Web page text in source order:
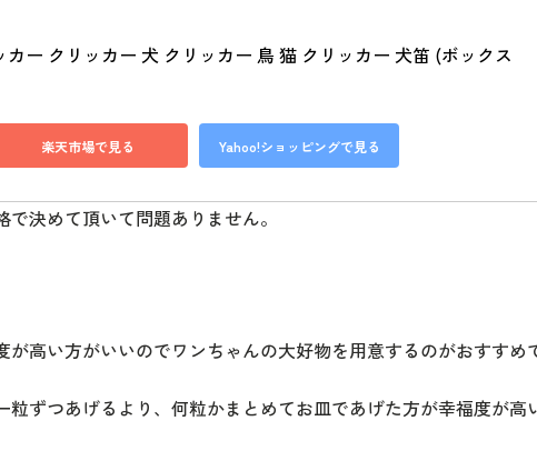
ー クリッカー 犬 クリッカー 鳥 猫 クリッカー 犬笛 (ボックス
楽天市場で見る Yahoo!ショッピングで見る
決めて頂いて問題ありません。
高い方がいいのでワンちゃんの大好物を用意するのがおすすめ
ずつあげるより、何粒かまとめてお皿であげた方が幸福度が高